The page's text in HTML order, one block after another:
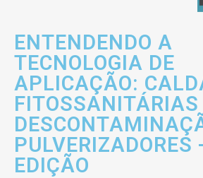
ENTENDENDO A
TECNOLOGIA DE
APLICAÇÃO:
FITOSSANITÁRIAS
PULVERIZADORES
EDIÇÃO